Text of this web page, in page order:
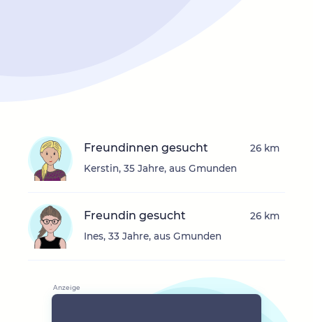
Freundinnen gesucht
Kerstin, 35 Jahre, aus Gmunden
26 km
Freundin gesucht
Ines, 33 Jahre, aus Gmunden
26 km